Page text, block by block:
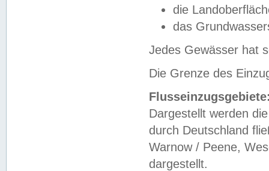
die
das
Jedes Gewässer hat
Die Grenze des
Dargestellt werden
durch Deutschland
Warnow / Peene,
dargestellt.